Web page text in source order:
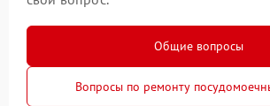
Общие вопросы
Вопросы по ремонту